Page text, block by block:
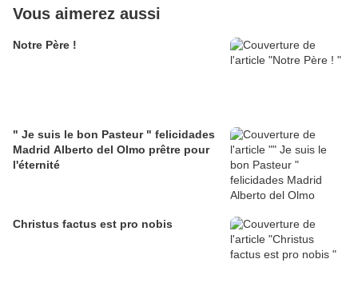
Vous aimerez aussi
Notre Père !
" Je suis le bon Pasteur " felicidades
Madrid Alberto del Olmo prêtre pour
l'éternité
Christus factus est pro nobis